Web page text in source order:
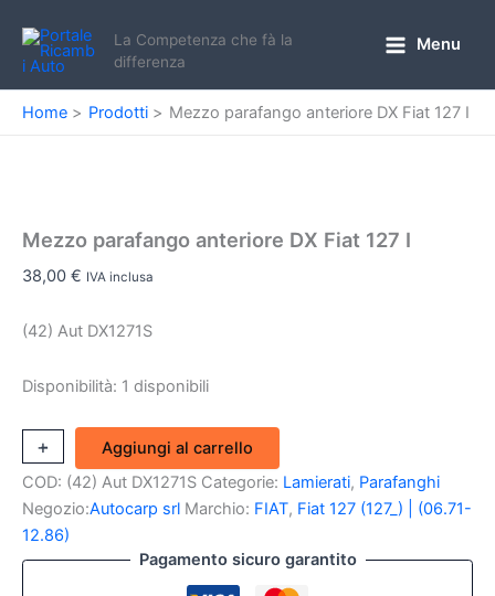
contenuto
La Competenza che fà la
differenza
Menu
Menu
Home Prodotti Mezzo parafango anteriore DX Fiat 127 I
Mezzo parafango anteriore DX Fiat 127 I
38,00 € IVA inclusa
(42) Aut DX1271S
Disponibilità: 1 disponibili
-
Mezzo
parafango
anteriore
DX
Fiat
+
Aggiungi al carrello
COD: (42) Aut DX1271S Categorie: Lamierati, Parafanghi
Negozio:Autocarp srl Marchio: FIAT, Fiat 127 (127_) | (06.71-
12.86)
Pagamento sicuro garantito